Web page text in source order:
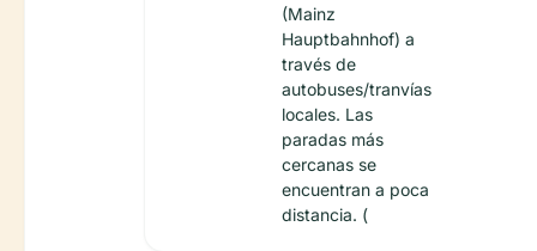
(Mainz
Hauptbahnhof) a
través de
autobuses/tranvías
locales. Las
paradas más
cercanas se
encuentran a poca
distancia. (